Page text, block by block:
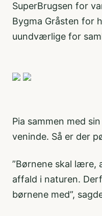
SuperBrugsen for
Bygma Gråsten for
uundværlige for
Pia sammen med
veninde. Så er der
”Børnene skal lære,
affald i naturen.
børnene med”,